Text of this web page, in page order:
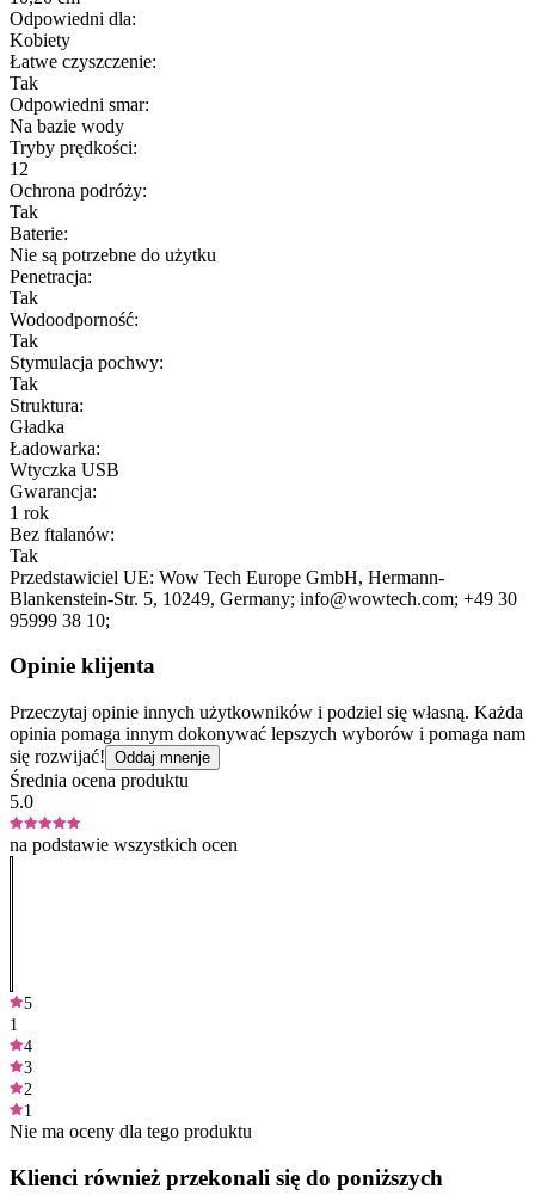
Odpowiedni dla:
Kobiety
Łatwe czyszczenie:
Tak
Odpowiedni smar:
Na bazie wody
Tryby prędkości:
12
Ochrona podróży:
Tak
Baterie:
Nie są potrzebne do użytku
Penetracja:
Tak
Wodoodporność:
Tak
Stymulacja pochwy:
Tak
Struktura:
Gładka
Ładowarka:
Wtyczka USB
Gwarancja:
1 rok
Bez ftalanów:
Tak
Przedstawiciel UE: Wow Tech Europe GmbH, Hermann-
Blankenstein-Str. 5, 10249, Germany; info@wowtech.com; +49 30
95999 38 10;
Opinie klijenta
Przeczytaj opinie innych użytkowników i podziel się własną. Każda
opinia pomaga innym dokonywać lepszych wyborów i pomaga nam
się rozwijać! Oddaj mnenje
Średnia ocena produktu
5.0
na podstawie wszystkich ocen
5
1
4
3
2
1
Nie ma oceny dla tego produktu
Klienci również przekonali się do poniższych